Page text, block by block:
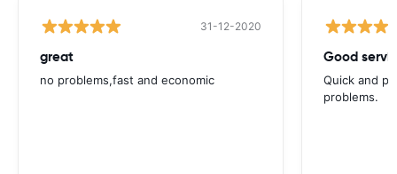
31-12-2020
great
no problems,fast and economic
Good
Quick and
problems.